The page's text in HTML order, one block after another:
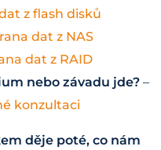
z flash disků
dat z NAS
dat z RAID
nebo závadu jde? –
konzultaci
děje poté, co nám